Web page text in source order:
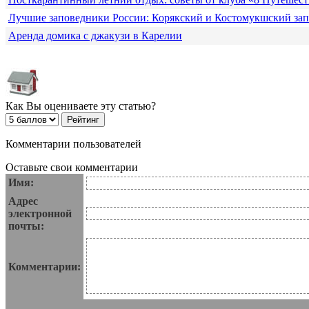
Лучшие заповедники России: Корякский и Костомукшский
Аренда домика с джакузи в Карелии
Как Вы оцениваете эту статью?
Комментарии пользователей
Оставьте свои комментарии
Имя:
Адрес
электронной
почты:
Комментарии: